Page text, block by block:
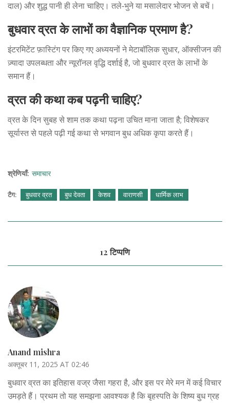
दाल) और शुद्ध पानी ही लेना चाहिए। तले‑भुने या मसालेदार भोजन से बचें।
बुधवार व्रत के लाभों का वैज्ञानिक प्रमाण है?
इंटरमिटेंट फ़ास्टिंग पर किए गए अध्ययनों ने मेटाबॉलिक सुधार, ऑक्सीजन की
ज़्यादा उपलब्धता और न्यूरॉनल वृद्धि दर्शाई है, जो बुधवार व्रत के लाभों के
समान हैं।
व्रत की कथा कब पढ़नी चाहिए?
व्रत के दिन सुबह से शाम तक कथा पढ़ना उचित माना जाता है; विशेषकर
सूर्यास्त से पहले पढ़ी गई कथा से भगवान बुध अधिक कृपा करते हैं।
श्रेणियाँ: समाचार
टैग: बुधवार व्रत बुध देवता केशव वाराणसी धार्मिक लाभ
12 टिप्पणि
Anand mishra
अक्तूबर 11, 2025 AT 02:46
बुधवार व्रत का इतिहास वज्र जैसा गहरा है, और इस पर मेरे मन में कई विचार
उमड़ते हैं। प्रथम तो यह समझना आवश्यक है कि बृहस्पति के शिष्य बुध ग्रह